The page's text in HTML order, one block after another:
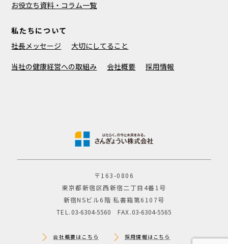
お役立ち資料・コラム一覧
私たちについて
社長メッセージ
大切にしてること
当社の健康経営への取組み 会社概要 採用情報
〒163-0806
東京都新宿区西新宿二丁目4番1号
新宿NSビル6階 私書箱第6107号
TEL. 03-6304-5560 FAX.03-6304-5565
会社概要はこちら 採用情報はこちら